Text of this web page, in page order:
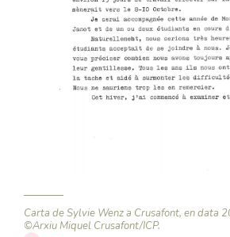
Carta de Sylvie Wenz a Crusafont, en data
©Arxiu Miquel Crusafont/ICP.